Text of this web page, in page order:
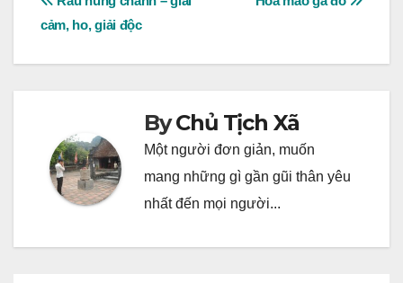
navigation
cảm, ho, giải độc
ByChủ Tịch Xã
Một người đơn giản, muốn
mang những gì gần gũi thân yêu
nhất đến mọi người...